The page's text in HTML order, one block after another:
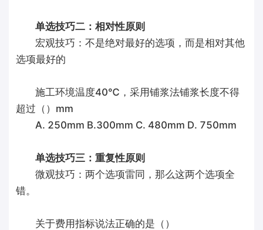
单选技巧二：相对性原则
宏观技巧：不是绝对最好的选项，而是相对其他
选项最好的
施工环境温度40℃，采用铺浆法铺浆长度不得
超过（）mm
A. 250mm B.300mm C. 480mm D. 750mm
单选技巧三：重复性原则
微观技巧：两个选项雷同，那么这两个选项全
错。
关于费用指标说法正确的是（）